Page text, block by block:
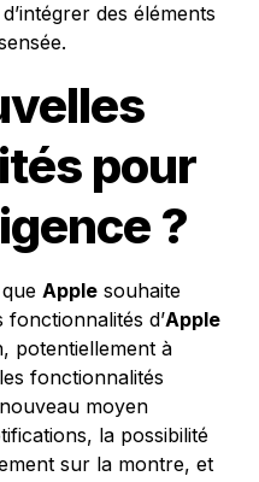
des éléments
pour
?
Apple souhaite
d’Apple
potentiellement à
fonctionnalités
moyen
la possibilité
sur la montre, et